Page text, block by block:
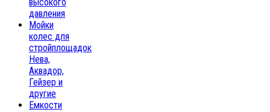
давления
Мойки
колес для
стройплощадок
Нева,
Аквадор,
Гейзер и
другие
Емкости